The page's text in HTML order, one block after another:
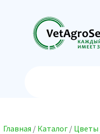
содержимому
Главная / Каталог / Цветы